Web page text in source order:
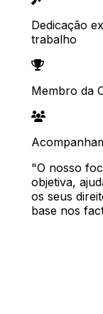
Dedicação
trabalho
Membro da
"O nosso
objetiva,
os seus
base nos